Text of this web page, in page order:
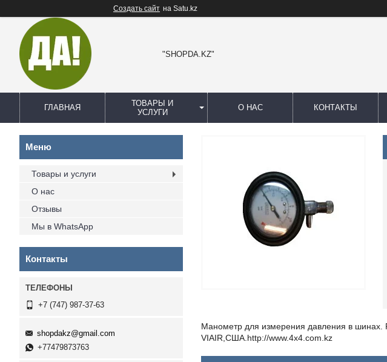
Создать сайт на Satu.kz
"SHOPDA.KZ"
ГЛАВНАЯ
ТОВАРЫ И
УСЛУГИ
О НАС КОНТАКТЫ
Манометр для измерения давления в шинах.
VIAIR,США.http://www.4x4.com.kz
Товары и услуги
О нас
Отзывы
Мы в WhatsApp
Контакты
+7 (747) 987-37-63
shopdakz@gmail.com
+77479873763